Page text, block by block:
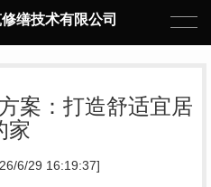
缮技术有限公司
案：打造舒适宜居
家
6/29 16:19:37]